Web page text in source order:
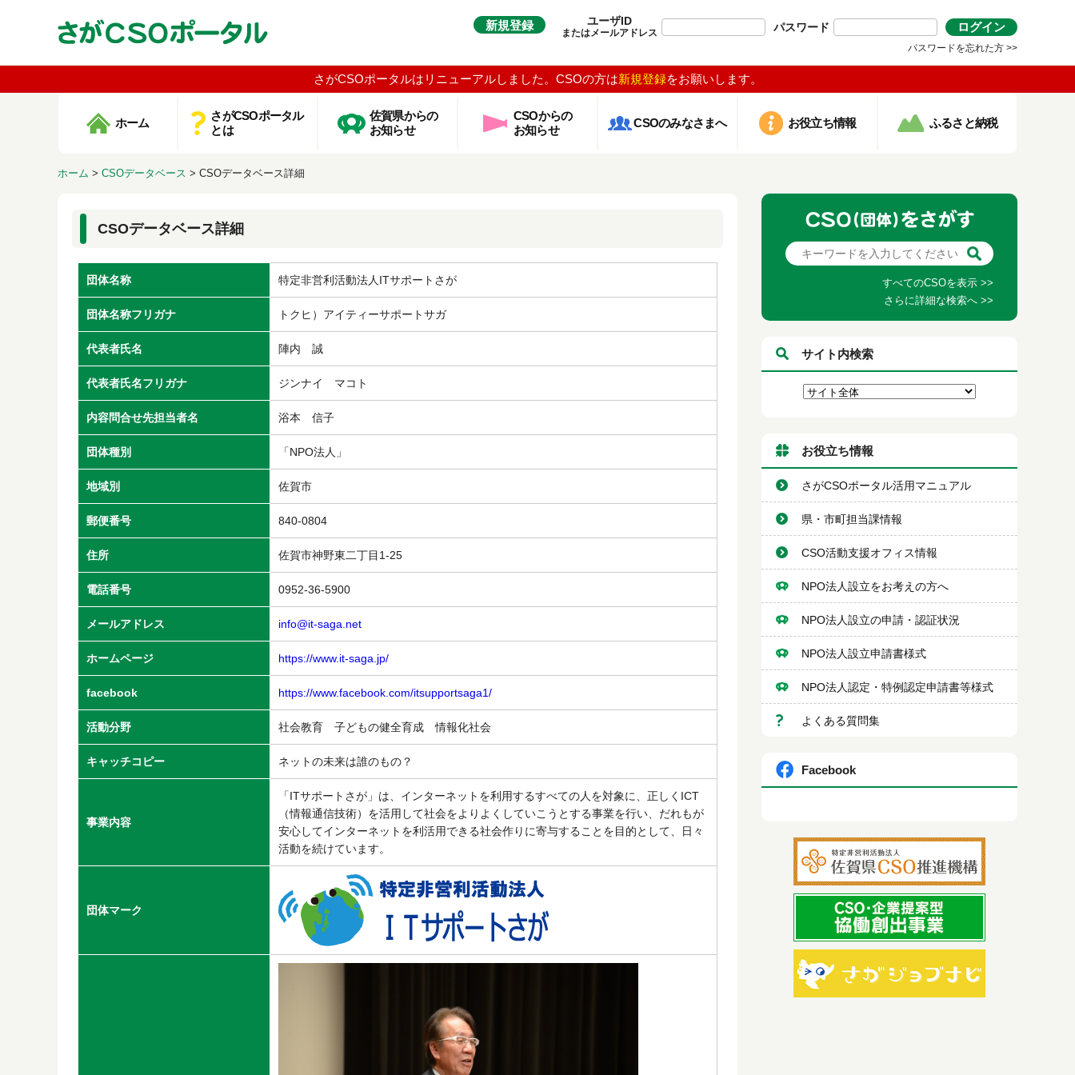
新規登録 ユーザID
またはメールアドレス パスワード ログイン
パスワードを忘れた方 >>
さがCSOポータルはリニューアルしました。CSOの方は新規登録をお願いします。
ホーム
さがCSOポータル
とは
佐賀県からの
お知らせ
CSOからの
お知らせ
CSOのみなさまへ お役立ち情報 ふるさと納税
ホーム > CSOデータベース > CSOデータベース詳細
CSOデータベース詳細
団体名称 特定非営利活動法人ITサポートさが
団体名称フリガナ トクヒ）アイティーサポートサガ
代表者氏名 陣内 誠
代表者氏名フリガナ ジンナイ マコト
内容問合せ先担当者名 浴本 信子
団体種別 「NPO法人」
地域別 佐賀市
郵便番号 840-0804
住所 佐賀市神野東二丁目1-25
電話番号 0952-36-5900
メールアドレス info@it-saga.net
ホームページ https://www.it-saga.jp/
facebook https://www.facebook.com/itsupportsaga1/
活動分野 社会教育 子どもの健全育成 情報化社会
キャッチコピー ネットの未来は誰のもの？
事業内容
「ITサポートさが」は、インターネットを利用するすべての人を対象に、正しくICT
（情報通信技術）を活用して社会をよりよくしていこうとする事業を行い、だれもが
安心してインターネットを利活用できる社会作りに寄与することを目的として、日々
活動を続けています。
団体マーク
すべてのCSOを表示 >>
さらに詳細な検索へ >>
サイト内検索
お役立ち情報
さがCSOポータル活用マニュアル
県・市町担当課情報
CSO活動支援オフィス情報
NPO法人設立をお考えの方へ
NPO法人設立の申請・認証状況
NPO法人設立申請書様式
NPO法人認定・特例認定申請書等様式
よくある質問集
Facebook